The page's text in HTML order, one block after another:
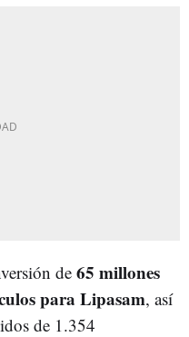
de 65 millones
para Lipasam, así
de 1.354